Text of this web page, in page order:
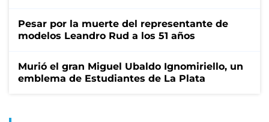
Pesar por la muerte del representante de
modelos Leandro Rud a los 51 años
Murió el gran Miguel Ubaldo Ignomiriello, un
emblema de Estudiantes de La Plata